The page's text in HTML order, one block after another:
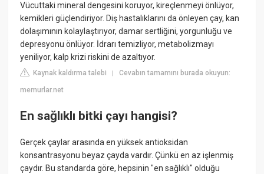
Vücuttaki mineral dengesini koruyor, kireçlenmeyi önlüyor,
kemikleri güçlendiriyor. Diş hastalıklarını da önleyen çay, kan
dolaşımının kolaylaştırıyor, damar sertliğini, yorgunluğu ve
depresyonu önlüyor. İdrarı temizliyor, metabolizmayı
yeniliyor, kalp krizi riskini de azaltıyor.
Kaynak kaldırma talebi |Cevabın tamamını burada okuyun:
memurlar.net
En sağlıklı bitki çayı hangisi?
Gerçek çaylar arasında en yüksek antioksidan
konsantrasyonu beyaz çayda vardır. Çünkü en az işlenmiş
çaydır. Bu standarda göre, hepsinin "en sağlıklı" olduğu